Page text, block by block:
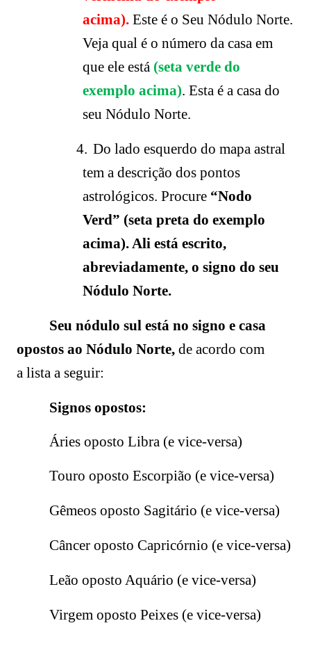
acima). Este é o Seu Nódulo Norte.
Veja qual é o número da casa em
que ele está (seta verde do
exemplo acima). Esta é a casa do
seu Nódulo Norte.
4. Do lado esquerdo do mapa astral
tem a descrição dos pontos
astrológicos. Procure “Nodo
Verd” (seta preta do exemplo
acima). Ali está escrito,
abreviadamente, o signo do seu
Nódulo Norte.
Seu nódulo sul está no signo e casa
opostos ao Nódulo Norte, de acordo com
a lista a seguir:
Signos opostos:
Áries oposto Libra (e vice-versa)
Touro oposto Escorpião (e vice-versa)
Gêmeos oposto Sagitário (e vice-versa)
Câncer oposto Capricórnio (e vice-versa)
Leão oposto Aquário (e vice-versa)
Virgem oposto Peixes (e vice-versa)